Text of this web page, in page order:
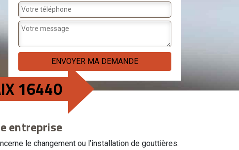
16440
entreprise
le changement ou l’installation de gouttières.